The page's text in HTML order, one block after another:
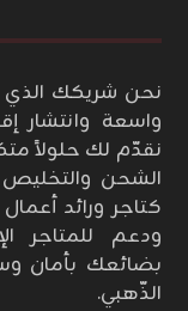
نحن شريكك الذي
واسعة وانتشار
نقدّم لك حلولاً
الشحن
كتاجر ورائد
ودعم للمتاجر
بضائعك بأمان
الذّهبي.